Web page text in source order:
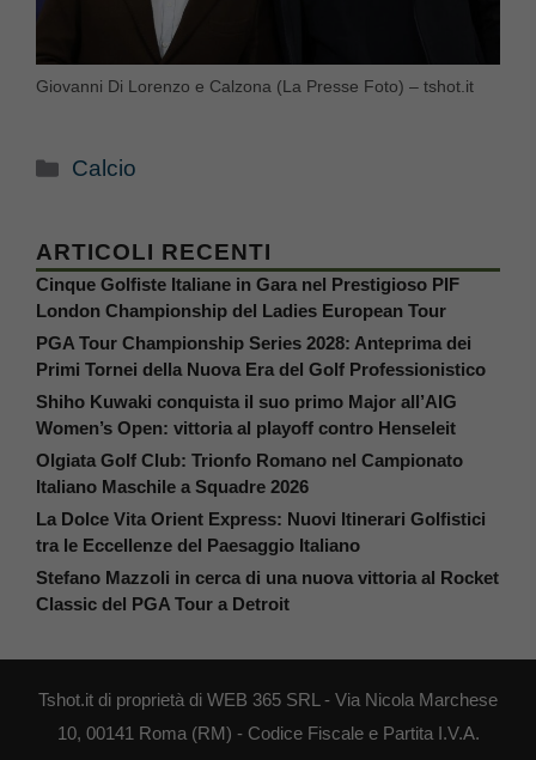
Giovanni Di Lorenzo e Calzona (La Presse Foto) – tshot.it
Categorie
Calcio
ARTICOLI RECENTI
Cinque Golfiste Italiane in Gara nel Prestigioso PIF
London Championship del Ladies European Tour
PGA Tour Championship Series 2028: Anteprima dei
Primi Tornei della Nuova Era del Golf Professionistico
Shiho Kuwaki conquista il suo primo Major all’AIG
Women’s Open: vittoria al playoff contro Henseleit
Olgiata Golf Club: Trionfo Romano nel Campionato
Italiano Maschile a Squadre 2026
La Dolce Vita Orient Express: Nuovi Itinerari Golfistici
tra le Eccellenze del Paesaggio Italiano
Stefano Mazzoli in cerca di una nuova vittoria al Rocket
Classic del PGA Tour a Detroit
Tshot.it di proprietà di WEB 365 SRL - Via Nicola Marchese
10, 00141 Roma (RM) - Codice Fiscale e Partita I.V.A.